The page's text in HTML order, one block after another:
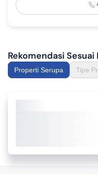
Rekomendasi
Properti Serupa Tipe